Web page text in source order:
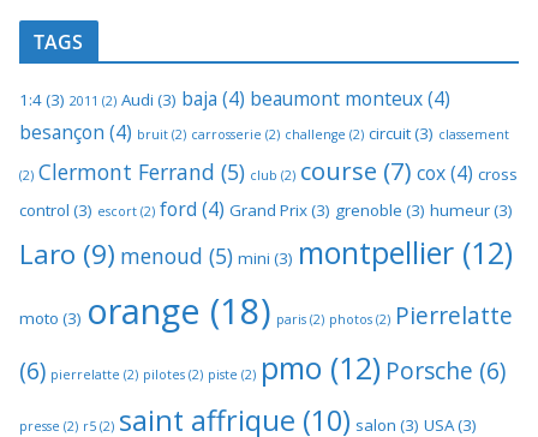
TAGS
1:4(3) 2011 (2) Audi (3) baja (4) beaumont monteux(4)
besançon (4) bruit (2) carrosserie (2) challenge (2) circuit(3) classement
(2) Clermont Ferrand (5) club (2) course (7) cox(4) cross
control (3) escort (2) ford (4) Grand Prix(3) grenoble (3) humeur(3)
Laro (9) menoud (5) mini (3) montpellier (12)
moto (3) orange (18) paris (2) photos (2) Pierrelatte
(6) pierrelatte (2) pilotes (2) piste (2) pmo (12) Porsche (6)
presse (2) r5 (2) saint affrique (10) salon (3) USA(3)